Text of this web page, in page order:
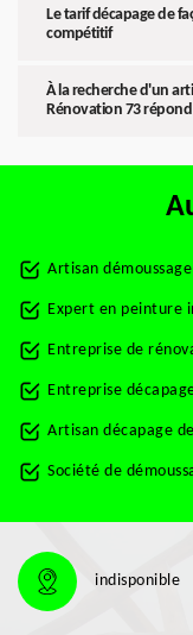
Le tarif décapage de
compétitif
À la recherche d'un
Rénovation 73
Artisan
Expert en peinture
Entreprise de
Entreprise
Artisan décapage
Société de
indisponible